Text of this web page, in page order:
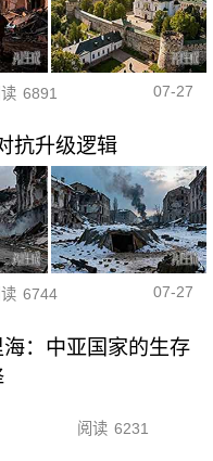
6891 07-27
抗升级逻辑
6744 07-27
：中亚国家的生存
阅读 6231